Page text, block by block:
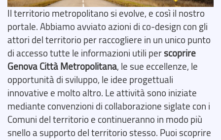
Il territorio metropolitano si evolve, e così il nostro
portale. Abbiamo avviato azioni di co-design con gli
attori del territorio per raccogliere in un unico punto
di accesso tutte le informazioni utili perscoprire
Genova Città Metropolitana, le sue eccellenze, le
opportunità di sviluppo, le idee progettuali
innovative e molto altro. Le attività sono iniziate
mediante convenzioni di collaborazione siglate con i
Comuni del territorio e continueranno in modo più
snello a supporto del territorio stesso. Puoi scoprire